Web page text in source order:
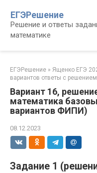
контенту
ЕГЭРешение
Решение и ответы
математике
ЕГЭРешение » Ященко ЕГЭ
вариантов ответы с
Вариант 16,
математика
вариантов ФИПИ)
08.12.2023
Задание 1